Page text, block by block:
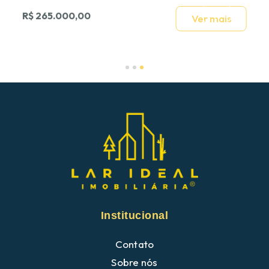
R$ 265.000,00 Ver mais
Institucional
Contato
Sobre nós